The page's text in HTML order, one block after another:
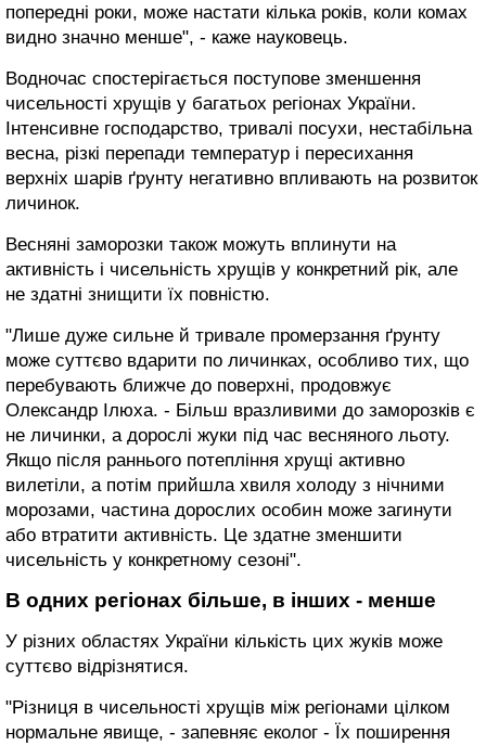
попередні роки, може настати кілька років, коли комах
видно значно менше", - каже науковець.
Водночас спостерігається поступове зменшення
чисельності хрущів у багатьох регіонах України.
Інтенсивне господарство, тривалі посухи, нестабільна
весна, різкі перепади температур і пересихання
верхніх шарів ґрунту негативно впливають на розвиток
личинок.
Весняні заморозки також можуть вплинути на
активність і чисельність хрущів у конкретний рік, але
не здатні знищити їх повністю.
"Лише дуже сильне й тривале промерзання ґрунту
може суттєво вдарити по личинках, особливо тих, що
перебувають ближче до поверхні, продовжує
Олександр Ілюха. - Більш вразливими до заморозків є
не личинки, а дорослі жуки під час весняного льоту.
Якщо після раннього потепління хрущі активно
вилетіли, а потім прийшла хвиля холоду з нічними
морозами, частина дорослих особин може загинути
або втратити активність. Це здатне зменшити
чисельність у конкретному сезоні".
В одних регіонах більше, в інших - менше
У різних областях України кількість цих жуків може
суттєво відрізнятися.
"Різниця в чисельності хрущів між регіонами цілком
нормальне явище, - запевняє еколог - Їх поширення